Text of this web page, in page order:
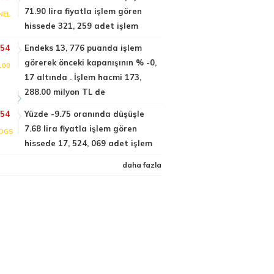
71.90 lira fiyatla işlem gören
hissede 321, 259 adet işlem
Endeks 13, 776 puanda işlem
görerek önceki kapanışının % -0,
17 altında . İşlem hacmi 173,
288.00 milyon TL de
Yüzde -9.75 oranında düşüşle
7.68 lira fiyatla işlem gören
hissede 17, 524, 069 adet işlem
daha fazla